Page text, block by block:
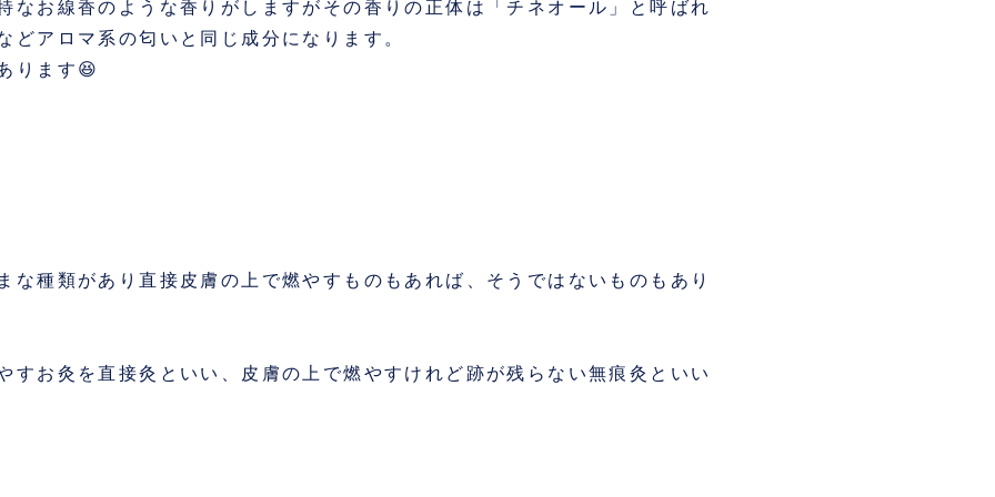
なお線香のような香りがしますがその香りの正体は「チネオール」と呼ばれ
どアロマ系の匂いと同じ成分になります。
ります😆
な種類があり直接皮膚の上で燃やすものもあれば、そうではないものもあり
すお灸を直接灸といい、皮膚の上で燃やすけれど跡が残らない無痕灸といい